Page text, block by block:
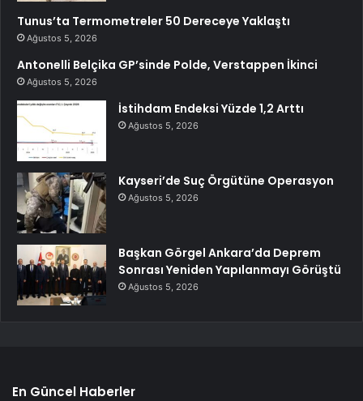
Tunus’ta Termometreler 50 Dereceye Yaklaştı
Ağustos 5, 2026
Antonelli Belçika GP’sinde Polde, Verstappen İkinci
Ağustos 5, 2026
İstihdam Endeksi Yüzde 1,2 Arttı
Ağustos 5, 2026
Kayseri’de Suç Örgütüne Operasyon
Ağustos 5, 2026
Başkan Görgel Ankara’da Deprem
Sonrası Yeniden Yapılanmayı Görüştü
Ağustos 5, 2026
En Güncel Haberler